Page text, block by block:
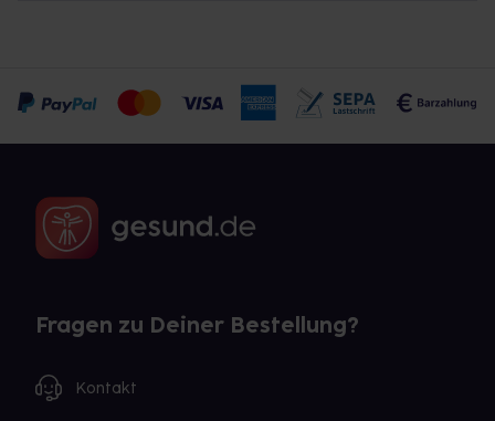
Fragen zu Deiner Bestellung?
Kontakt